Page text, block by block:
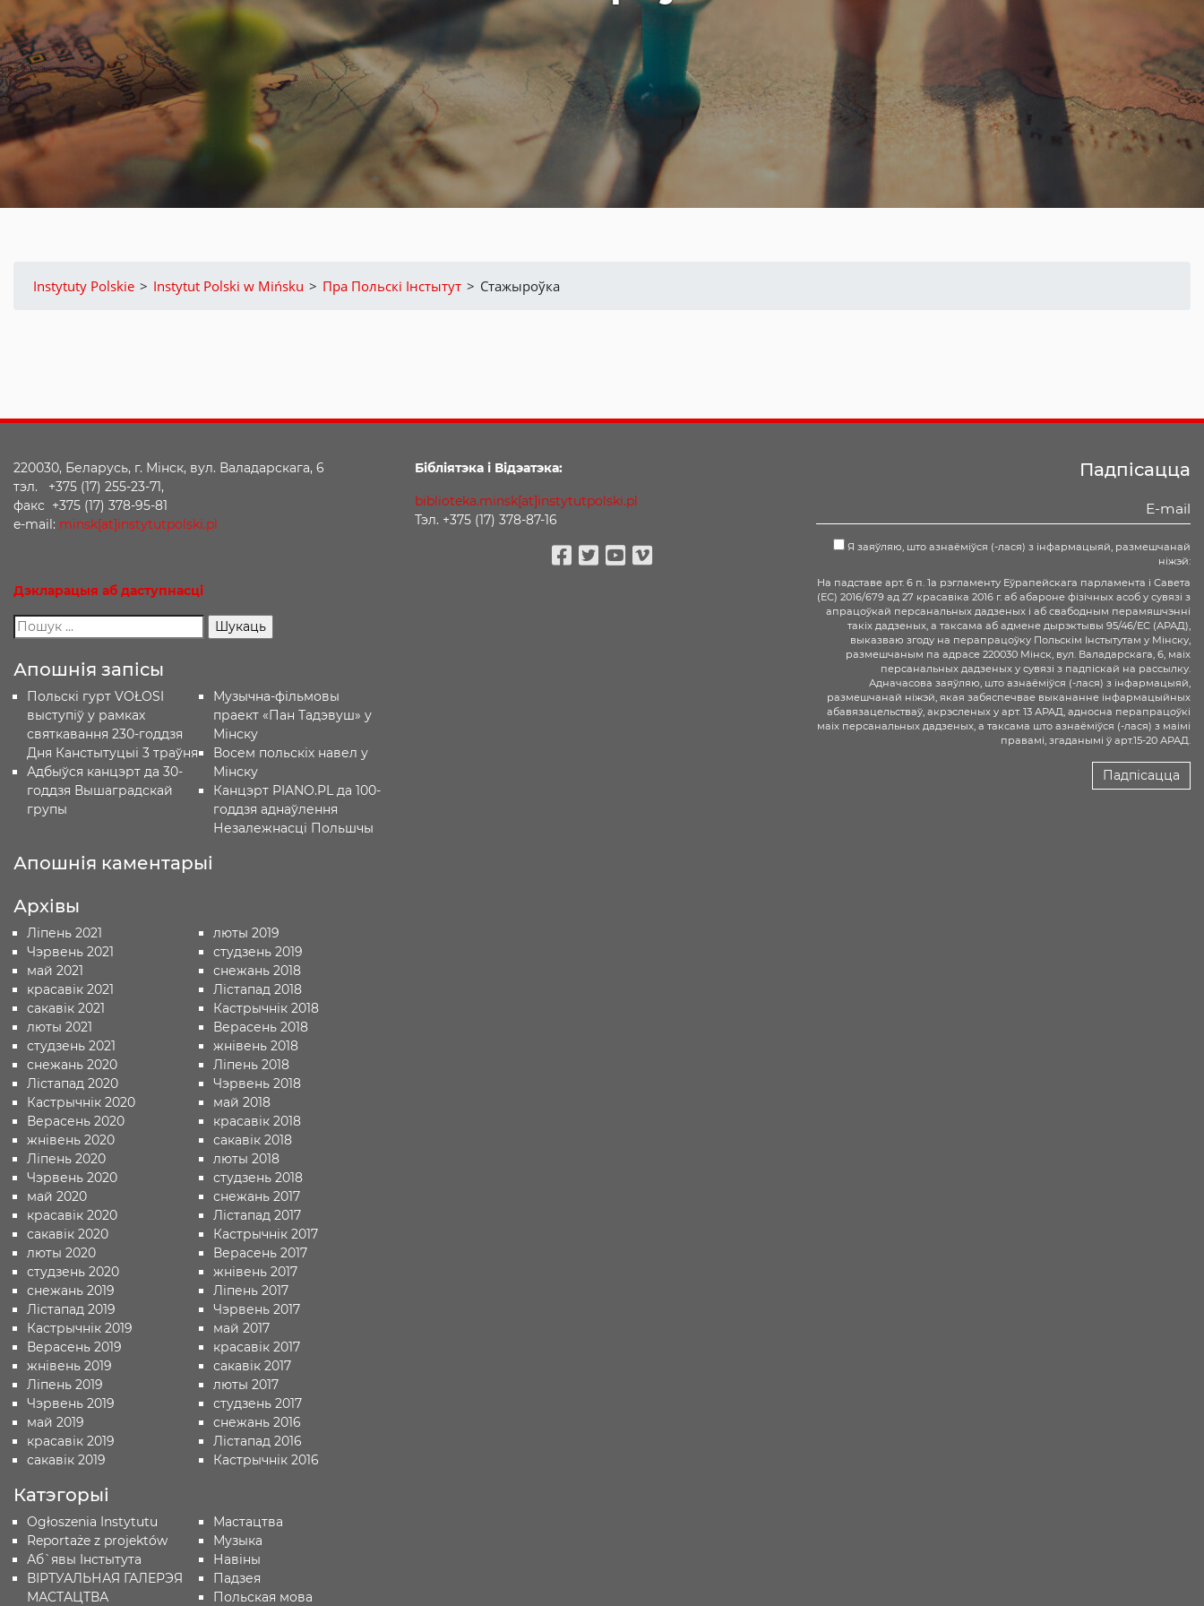
Instytuty Polskie > Instytut Polski w Mińsku > Пра Польскі Інстытут > Стажыроўка
220030, Беларусь, г. Мінск, вул. Валадарскага, 6
тэл. +375 (17) 255-23-71,
факс +375 (17) 378-95-81
e-mail: minsk[at]instytutpolski.pl
Дэкларацыя аб даступнасці
Апошнія запісы
Польскі гурт VOŁOSI
выступіў у рамках
святкавання 230-годдзя
Дня Канстытуцыі 3 траўня
Адбыўся канцэрт да 30-
годдзя Вышаградскай
групы
Музычна-фільмовы
праект «Пан Тадэвуш» у
Мінску
Восем польскіх навел у
Мінску
Канцэрт PIANO.PL да 100-
годдзя аднаўлення
Незалежнасці Польшчы
Апошнія каментарыі
Архівы
Ліпень 2021
Чэрвень 2021
май 2021
красавік 2021
сакавік 2021
люты 2021
студзень 2021
снежань 2020
Лістапад 2020
Кастрычнік 2020
Верасень 2020
жнівень 2020
Ліпень 2020
Чэрвень 2020
май 2020
красавік 2020
сакавік 2020
люты 2020
студзень 2020
снежань 2019
Лістапад 2019
Кастрычнік 2019
Верасень 2019
жнівень 2019
Ліпень 2019
Чэрвень 2019
май 2019
красавік 2019
сакавік 2019
люты 2019
студзень 2019
снежань 2018
Лістапад 2018
Кастрычнік 2018
Верасень 2018
жнівень 2018
Ліпень 2018
Чэрвень 2018
май 2018
красавік 2018
сакавік 2018
люты 2018
студзень 2018
снежань 2017
Лістапад 2017
Кастрычнік 2017
Верасень 2017
жнівень 2017
Ліпень 2017
Чэрвень 2017
май 2017
красавік 2017
сакавік 2017
люты 2017
студзень 2017
снежань 2016
Лістапад 2016
Кастрычнік 2016
Катэгорыі
Ogłoszenia Instytutu
Reportaże z projektów
Аб`явы Iнстытута
ВІРТУАЛЬНАЯ ГАЛЕРЭЯ
МАСТАЦТВА
Мастацтва
Музыка
Навіны
Падзея
Польская мова
Бібліятэка і Відэатэка:
biblioteka.minsk[at]instytutpolski.pl
Тэл. +375 (17) 378-87-16
Падпісацца
Я заяўляю, што азнаёміўся (-лася) з інфармацыяй, размешчанай
ніжэй:
На падставе арт. 6 п. 1а рэгламенту Еўрапейскага парламента і Савета
(ЕС) 2016/679 ад 27 красавіка 2016 г. аб абароне фізічных асоб у сувязі з
апрацоўкай персанальных дадзеных і аб свабодным перамяшчэнні
такіх дадзеных, а таксама аб адмене дырэктывы 95/46/ЕС (АРАД),
выказваю згоду на перапрацоўку Польскім Інстытутам у Мінску,
размешчаным па адрасе 220030 Мінск, вул. Валадарскага, 6, маіх
персанальных дадзеных у сувязі з падпіскай на рассылку.
Адначасова заяўляю, што азнаёміўся (-лася) з інфармацыяй,
размешчанай ніжэй, якая забяспечвае выкананне інфармацыйных
абавязацельстваў, акрэсленых у арт. 13 АРАД, адносна перапрацоўкі
маіх персанальных дадзеных, а таксама што азнаёміўся (-лася) з маімі
правамі, згаданымі ў арт.15-20 АРАД.
Падпісацца